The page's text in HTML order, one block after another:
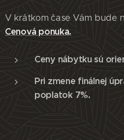
V krátkom čase Vám bude
Cenová ponuka.
Ceny nábytku sú
Pri zmene finálnej
poplatok 7%.